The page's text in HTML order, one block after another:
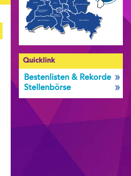
Quicklink
Bestenlisten & Rekorde
Stellenbörse